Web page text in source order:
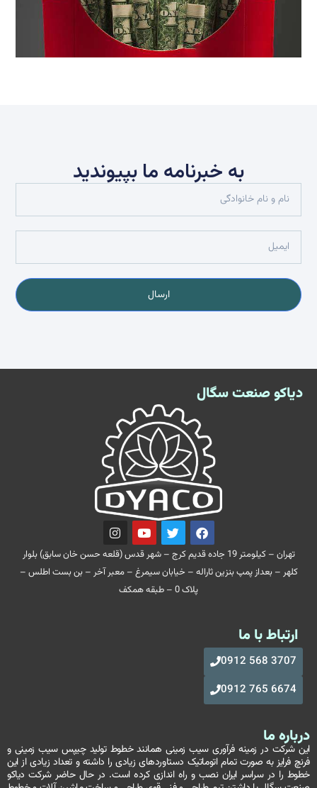
به خبرنامه ما بپیوندید
ارسال
دیاکو صنعت سگال
تهران – کیلومتر 19 جاده قدیم کرج – شهر قدس (قلعه حسن خان سابق) بلوار
کلهر – بعداز پمپ بنزین ثاراله – خیابان سیمرغ – معبر آخر – بن بست اطلس –
پلاک 0 – طبقه همکف
ارتباط با ما
3707 568 0912
6674 765 0912
درباره ما
این شرکت در زمینه فرآوری سیب زمینی همانند خطوط تولید چیپس سیب زمینی و
فرنچ فرایز به صورت تمام اتوماتیک دستاوردهای زیادی را داشته و تعداد زیادی از این
خطوط را در سراسر ایران نصب و راه اندازی کرده است. در حال حاضر شرکت دیاکو